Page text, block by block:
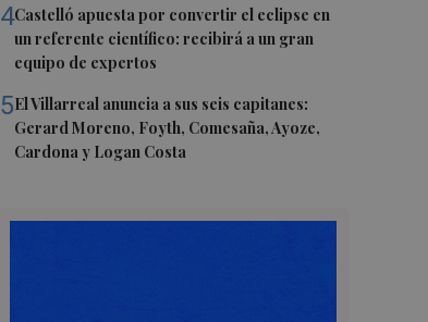
4Castelló apuesta por convertir el eclipse en
un referente científico: recibirá a un gran
equipo de expertos
5El Villarreal anuncia a sus seis capitanes:
Gerard Moreno, Foyth, Comesaña, Ayoze,
Cardona y Logan Costa